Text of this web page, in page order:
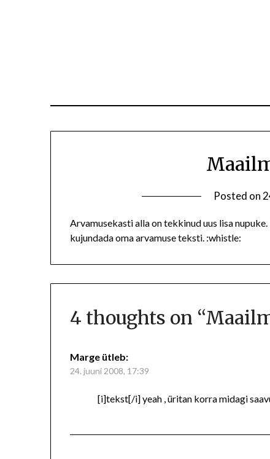
Posted on
Arvamusekasti alla on tekkinud uus lisa
kujundada oma arvamuse teksti. :whistle:
4 thoughts on “
Marge ütleb:
24. juuni 2008, 17:39
[i]tekst[/i] yeah , üritan korra midagi